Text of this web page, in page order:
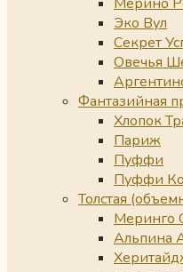
Эко Вул
Секрет
Овечья
Фантазийная
Хлопок
Париж
Пуффи
Пуффи
Толстая
Меринго
Альпина